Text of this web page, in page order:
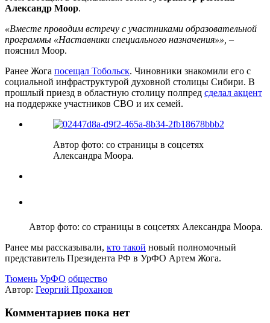
Александр Моор.
«Вместе проводим встречу с участниками образовательной
программы «Наставники специального назначения»», –
пояснил Моор.
Ранее Жога посещал Тобольск. Чиновники знакомили его с
социальной инфраструктурой духовной столицы Сибири. В
прошлый приезд в областную столицу полпред сделал акцент
на поддержке участников СВО и их семей.
Автор фото: со страницы в соцсетях
Александра Моора.
Автор фото: со страницы в соцсетях Александра Моора.
Ранее мы рассказывали, кто такой новый полномочный
представитель Президента РФ в УрФО Артем Жога.
Тюмень УрФО общество
Автор: Георгий Проханов
Комментариев пока нет